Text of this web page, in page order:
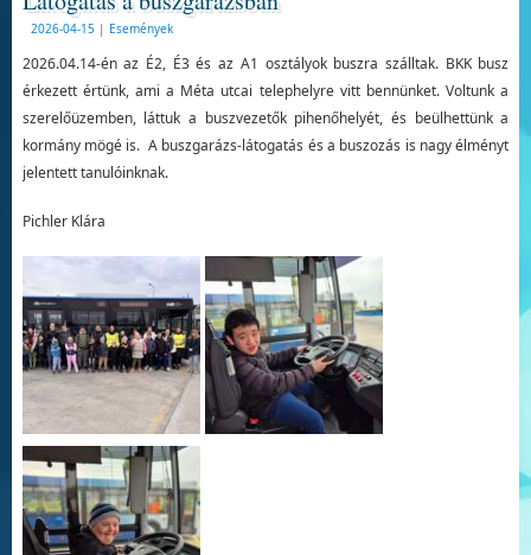
2026-04-15 | Események
2026.04.14-én az É2, É3 és az A1 osztályok buszra szálltak. BKK busz
érkezett értünk, ami a Méta utcai telephelyre vitt bennünket. Voltunk a
szerelőüzemben, láttuk a buszvezetők pihenőhelyét, és beülhettünk a
kormány mögé is. A buszgarázs-látogatás és a buszozás is nagy élményt
jelentett tanulóinknak.
Pichler Klára